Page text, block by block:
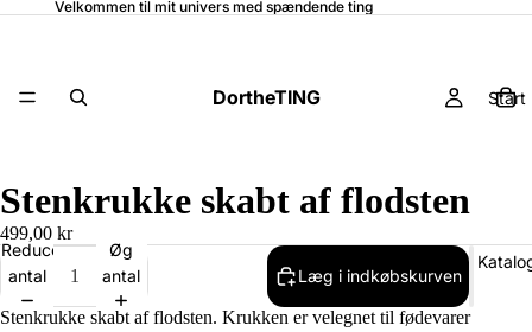
Velkommen til mit univers med spændende ting
DortheTING Start
Stenkrukke skabt af flodsten
499,00 kr
Reducer
antal
Øg
antal
Læg i indkøbskurven
Stenkrukke skabt af flodsten. Krukken er velegnet til fødevarer